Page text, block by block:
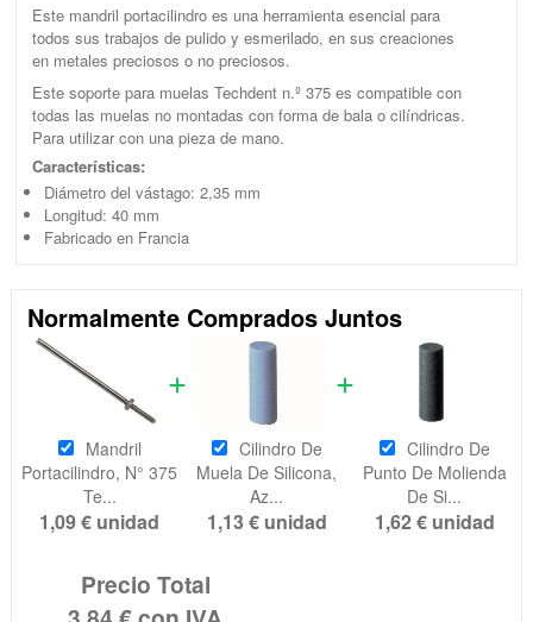
Este mandril portacilindro es una herramienta esencial para
todos sus trabajos de pulido y esmerilado, en sus creaciones
en metales preciosos o no preciosos.
Este soporte para muelas Techdent n.º 375 es compatible con
todas las muelas no montadas con forma de bala o cilíndricas.
Para utilizar con una pieza de mano.
Características:
Diámetro del vástago: 2,35 mm
Longitud: 40 mm
Fabricado en Francia
Normalmente Comprados Juntos
Mandril
Portacilindro, N° 375
Te...
1,09 € unidad
Cilindro De
Muela De Silicona,
Az...
1,13 € unidad
Cilindro De
Punto De Molienda
De Si...
1,62 € unidad
Precio Total